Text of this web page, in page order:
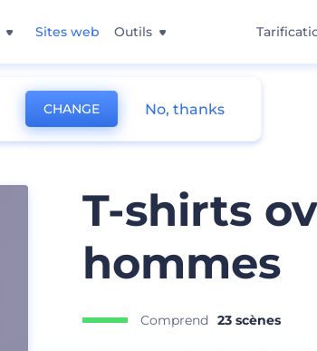
Sites web Outils
T-shirts
hommes
Comprend 23 scènes
CHANGE No, thanks